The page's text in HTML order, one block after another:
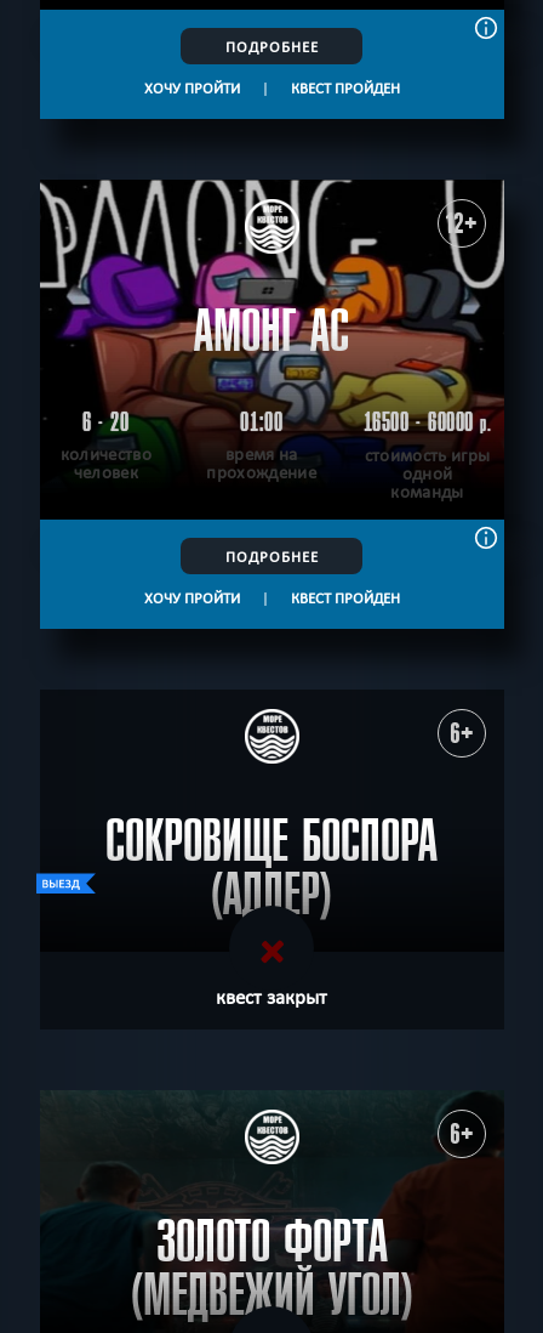
ПОДРОБНЕЕ
ХОЧУ ПРОЙТИ | КВЕСТ ПРОЙДЕН
12+
АМОНГ АС
6 - 20
количество
человек
01:00
время на
прохождение
16500 - 60000р.
стоимость игры
одной
команды
ПОДРОБНЕЕ
ХОЧУ ПРОЙТИ | КВЕСТ ПРОЙДЕН
6+
СОКРОВИЩЕ БОСПОРА
(АДЛЕР)
квест закрыт
6+
ЗОЛОТО ФОРТА
(МЕДВЕЖИЙ УГОЛ)